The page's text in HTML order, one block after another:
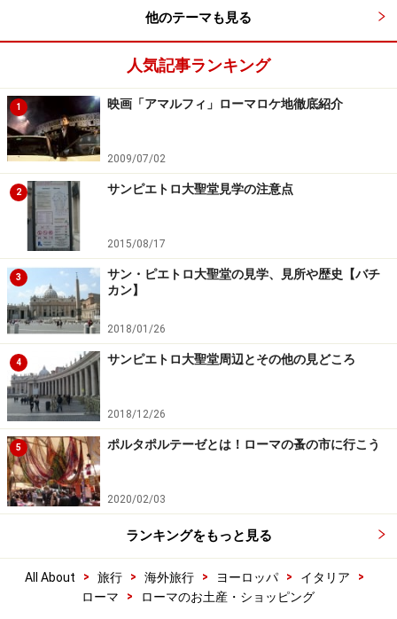
他のテーマも見る
人気記事ランキング
1 映画「アマルフィ」ローマロケ地徹底紹介
2009/07/02
2 サンピエトロ大聖堂見学の注意点
2015/08/17
3
サン・ピエトロ大聖堂の見学、見所や歴史【バチ
カン】
2018/01/26
4 サンピエトロ大聖堂周辺とその他の見どころ
2018/12/26
5 ポルタポルテーゼとは！ローマの蚤の市に行こう
2020/02/03
ランキングをもっと見る
All About > 旅行 > 海外旅行 > ヨーロッパ > イタリア
>
ローマ
> ローマのお土産・ショッピング